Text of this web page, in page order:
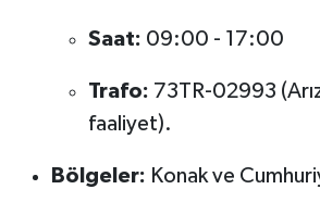
Saat: 09:00 - 17:00
Trafo: 73TR-02993
faaliyet).
Bölgeler: Konak ve